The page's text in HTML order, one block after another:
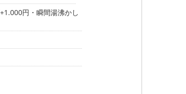
円・瞬間湯沸かし